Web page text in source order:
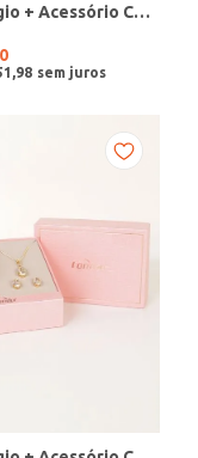
Kit Relógio + Acessório Condor Feminino DOURADO
98